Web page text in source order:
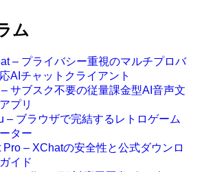
ム
– プライバシー重視のマルチプロバ
AIチャットクライアント
サブスク不要の従量課金型AI音声文
プリ
– ブラウザで完結するレトロゲーム
ター
Pro – XChatの安全性と公式ダウンロ
イド